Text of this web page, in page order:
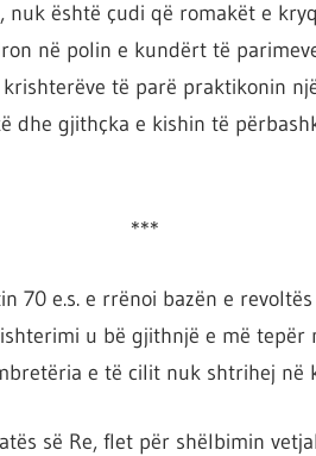
është çudi që romakët e
në polin e kundërt të
të parë praktikonin
dhe gjithçka e kishin të
***
70 e.s. e rrënoi bazën e
u bë gjithnjë e më tepër
e të cilit nuk shtrihej në
së Re, flet për shëlbimin